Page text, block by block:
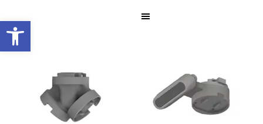
Abrir barra de herramientas